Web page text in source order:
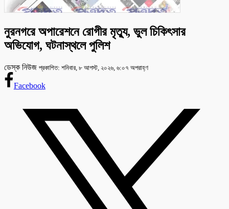
নুরনগরে অপারেশনে রোগীর মৃত্যু, ভুল চিকিৎসার
অভিযোগ, ঘটনাস্থলে পুলিশ
ডেস্ক নিউজ প্রকাশিত: শনিবার, ৮ আগস্ট, ২০২৬, ৬:০৭ অপরাহ্ণ
Facebook